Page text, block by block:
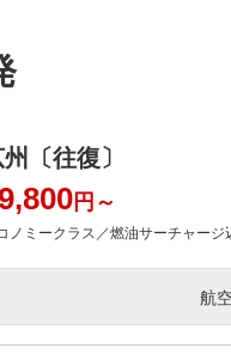
〔往復〕
円～
ノミークラス／燃油サーチャージ
航